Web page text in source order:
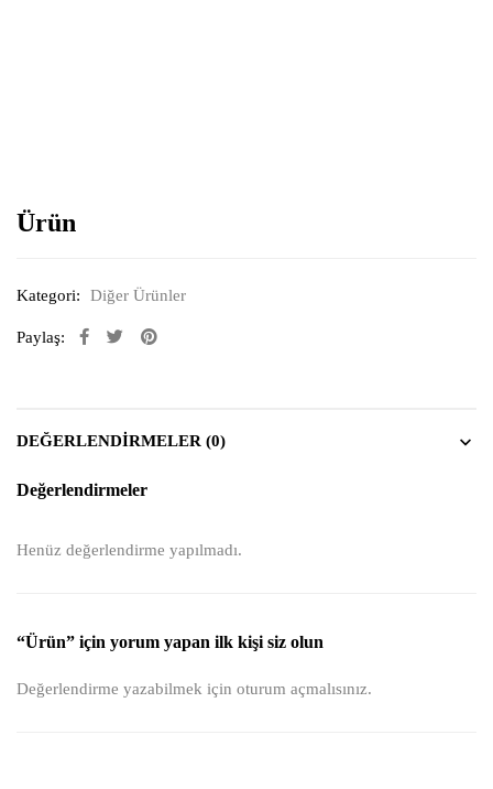
Ürün
Kategori: Diğer Ürünler
Paylaş:
DEĞERLENDIRMELER (0)
Değerlendirmeler
Henüz değerlendirme yapılmadı.
“Ürün” için yorum yapan ilk kişi siz olun
Değerlendirme yazabilmek için oturum açmalısınız.